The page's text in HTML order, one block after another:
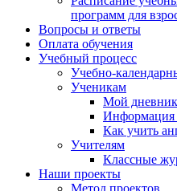
программ для
Вопросы и ответы
Оплата обучения
Учебный процесс
Учебно-
Ученикам
Мой дневник
Как учить
Учителям
Классные
Наши проекты
Метод проектов